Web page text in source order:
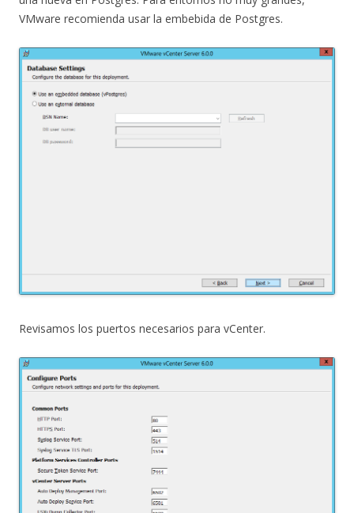
VMware recomienda usar la embebida de Postgres.
Revisamos los puertos necesarios para vCenter.